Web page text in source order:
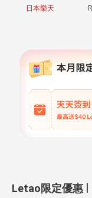
日本樂天
Letao限定優惠 |